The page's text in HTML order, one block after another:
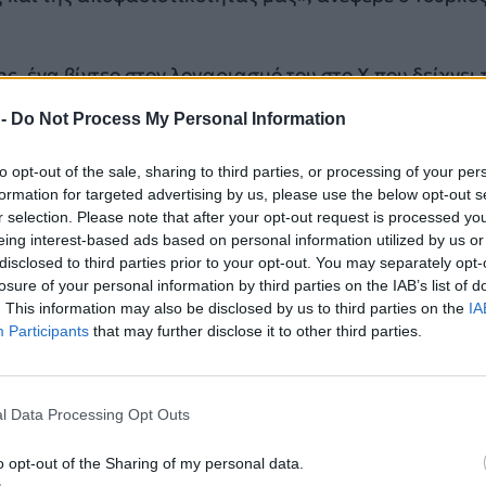
Do Not Process My Personal Information
opt-out of the sale, sharing to third parties, or processing of your
for targeted advertising by us, please use the below opt-out
selection. Please note that after your opt-out request is processed
interest-based ads based on personal information utilized by us
to third parties prior to your opt-out. You may separately
of your personal information by third parties on the IAB’s list of
This information may also be disclosed by us to third parties on the
Participants that may further disclose it to other third parties.
Data Processing Opt Outs
opt-out of the Sharing of my personal data.
ένα βίντεο στον λογαριασμό του στο Χ που δείχνει
#BOZDOĞAN 🚀
harp başlıklı atış testlerini başarıyla
sürecini geride bıraktı. Bu sadece bir test
mühendisliğimizin ve kararlılığımızın
(@mfatihkacir)
ΔΙΑΦΗΜΙΣΗ